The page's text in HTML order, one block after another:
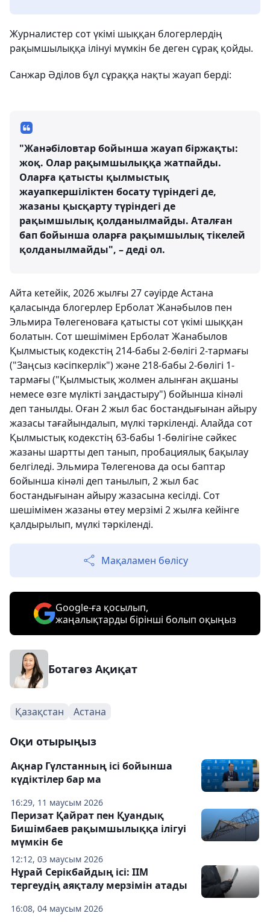
Журналистер сот үкімі шыққан блогерлердің
рақымшылыққа ілінуі мүмкін бе деген сұрақ қойды.
Санжар Әділов бұл сұраққа нақты жауап берді:
"Жанәбіловтар бойынша жауап біржақты:
жоқ. Олар рақымшылыққа жатпайды.
Оларға қатысты қылмыстық
жауапкершіліктен босату түріндегі де,
жазаны қысқарту түріндегі де
рақымшылық қолданылмайды. Аталған
бап бойынша оларға рақымшылық тікелей
қолданылмайды", – деді ол.
Айта кетейік, 2026 жылғы 27 сәуірде Астана
қаласында блогерлер Ерболат Жанәбылов пен
Эльмира Төлегеноваға қатысты сот үкімі шыққан
болатын. Сот шешімімен Ерболат Жанабылов
Қылмыстық кодекстің 214-бабы 2-бөлігі 2-тармағы
("Заңсыз кәсіпкерлік") және 218-бабы 2-бөлігі 1-
тармағы ("Қылмыстық жолмен алынған ақшаны
немесе өзге мүлікті заңдастыру") бойынша кінәлі
деп танылды. Оған 2 жыл бас бостандығынан айыру
жазасы тағайындалып, мүлкі тәркіленді. Алайда сот
Қылмыстық кодекстің 63-бабы 1-бөлігіне сәйкес
жазаны шартты деп танып, пробациялық бақылау
белгіледі. Эльмира Төлегенова да осы баптар
бойынша кінәлі деп танылып, 2 жыл бас
бостандығынан айыру жазасына кесілді. Сот
шешімімен жазаны өтеу мерзімі 2 жылға кейінге
қалдырылып, мүлкі тәркіленді.
Мақаламен бөлісу
Google-ға қосылып,
жаңалықтарды бірінші болып оқыңыз
Ботагөз Ақиқат
Қазақстан Астана
Оқи отырыңыз
16:29, 11 маусым 2026
Ақнар Гүлстанның ісі бойынша
күдіктілер бар ма
12:12, 03 маусым 2026
Перизат Қайрат пен Қуандық
Бишімбаев рақымшылыққа ілігуі
мүмкін бе
16:08, 04 маусым 2026
Нұрай Серікбайдың ісі: ІІМ
тергеудің аяқталу мерзімін атады